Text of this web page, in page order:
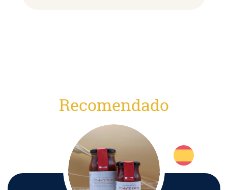
Recomendado